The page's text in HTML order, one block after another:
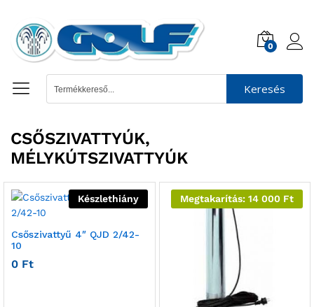
0
Keresés
CSŐSZIVATTYÚK,
MÉLYKÚTSZIVATTYÚK
Készlethiány
Csőszivattyű 4″ QJD 2/42-
10
0 Ft
Megtakarítás: 14 000 Ft